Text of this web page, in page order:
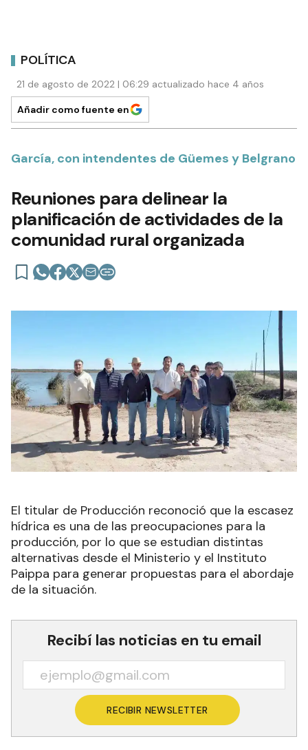
POLÍTICA
21 de agosto de 2022 | 06:29 actualizado hace 4 años
Añadir como fuente en
García, con intendentes de Güemes y Belgrano
Reuniones para delinear la
planificación de actividades de la
comunidad rural organizada
El titular de Producción reconoció que la escasez
hídrica es una de las preocupaciones para la
producción, por lo que se estudian distintas
alternativas desde el Ministerio y el Instituto
Paippa para generar propuestas para el abordaje
de la situación.
Recibí las noticias en tu email
RECIBIR NEWSLETTER